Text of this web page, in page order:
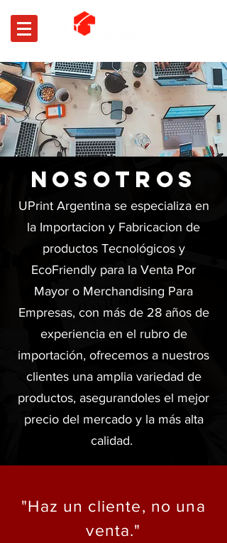
NOSOTROS
UPrint Argentina se especializa en
la Importacion y Fabricacion de
productos Tecnológicos y
EcoFriendly para la Venta Por
Mayor o Merchandising Para
Empresas, con más de 28 años de
experiencia en el rubro de
importación, ofrecemos a nuestros
clientes una amplia variedad de
productos, asegurandoles el mejor
precio del mercado y la más alta
calidad.
"Haz un cliente, no una
venta."